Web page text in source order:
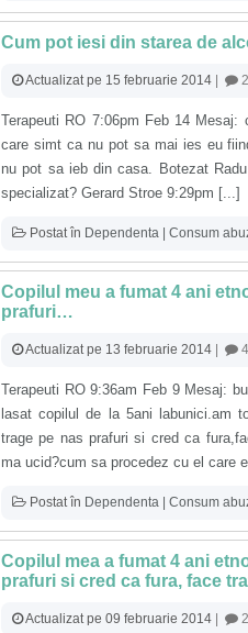
Cum pot iesi din starea de
Actualizat pe 15 februarie 2014
Terapeuti RO 7:06pm Feb 14
care simt ca nu pot sa mai ies eu
nu pot sa ieb din casa. Botezat
specializat? Gerard Stroe 9:29pm [...]
Postat în Dependenta | Consum
Copilul meu a fumat 4 ani
prafuri…
Actualizat pe 13 februarie 2014
Terapeuti RO 9:36am Feb 9 Mesaj:
lasat copilul de la 5ani labunici.am
trage pe nas prafuri si cred ca
ma ucid?cum sa procedez cu el care
Postat în Dependenta | Consum
Copilul mea a fumat 4 ani
prafuri si cred ca fura, face
Actualizat pe 09 februarie 2014